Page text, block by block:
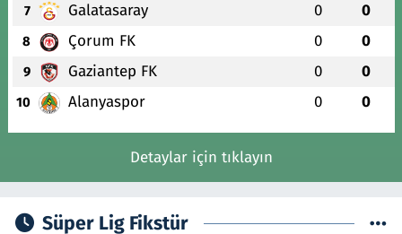
7 Galatasaray 0 0
8 Çorum FK 0 0
9 Gaziantep FK 0 0
10 Alanyaspor 0 0
Detaylar için tıklayın
Süper Lig Fikstür